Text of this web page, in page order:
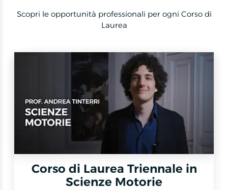
Scopri le opportunità professionali per ogni Corso di
Laurea
Corso di Laurea Triennale in
Scienze Motorie